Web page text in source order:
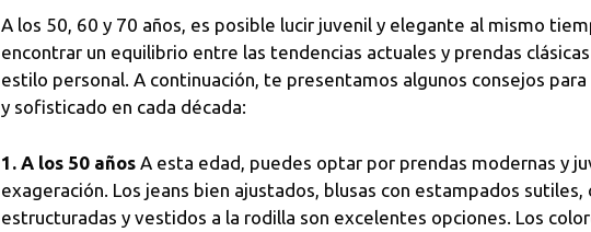
A los 50, 60 y 70 años, es posible lucir juvenil y elegante al mismo
encontrar un equilibrio entre las tendencias actuales y prendas
estilo personal. A continuación, te presentamos algunos consejos
y sofisticado en cada década:
1. A los 50 años A esta edad, puedes optar por prendas modernas y
exageración. Los jeans bien ajustados, blusas con estampados sutiles,
estructuradas y vestidos a la rodilla son excelentes opciones. Los